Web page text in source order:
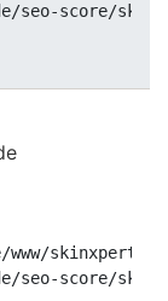
seo-score/
score/